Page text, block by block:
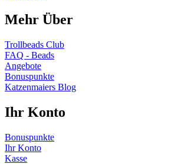
Mehr Über
Trollbeads Club
FAQ - Beads
Angebote
Bonuspunkte
Katzenmaiers Blog
Ihr Konto
Bonuspunkte
Ihr Konto
Kasse